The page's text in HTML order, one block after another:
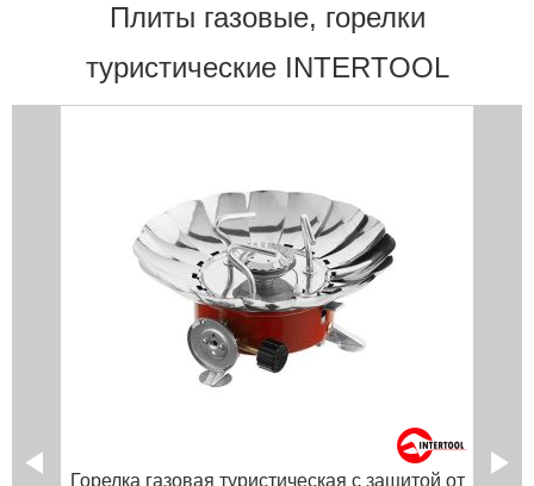
Плиты газовые, горелки
туристические INTERTOOL
Горелка газовая туристическая с защитой от